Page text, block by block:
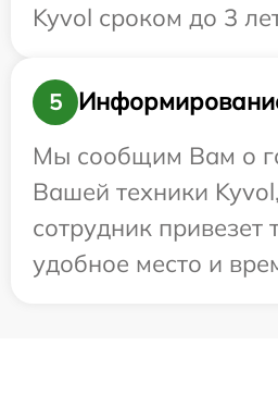
Kyvol сроком до 3
5
Мы сообщим Вам о
Вашей техники
сотрудник привезет
удобное место и